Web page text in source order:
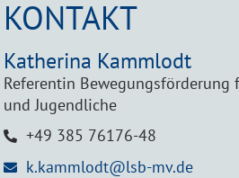
KONTAKT
Katherina Kammlodt
Referentin Bewegungsförderung
und Jugendliche
+49 385 76176-48
k.kammlodt@lsb-mv.de